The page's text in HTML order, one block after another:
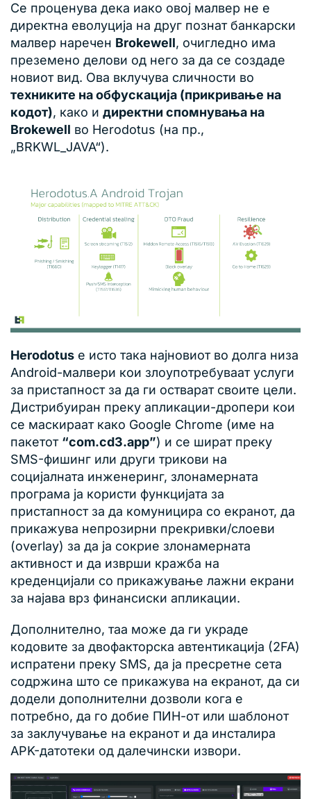
Се проценува дека иако овој малвер не е
директна еволуција на друг познат банкарски
малвер наречен Brokewell, очигледно има
преземено делови од него за да се создаде
новиот вид. Ова вклучува сличности во
техниките на обфускација (прикривање на
кодот), како и директни спомнувања на
Brokewell во Herodotus (на пр.,
„BRKWL_JAVA“).
Herodotus е исто така најновиот во долга низа
Android-малвери кои злоупотребуваат услуги
за пристапност за да ги остварат своите цели.
Дистрибуиран преку апликации-дропери кои
се маскираат како Google Chrome (име на
пакетот “com.cd3.app”) и се ширaт преку
SMS-фишинг или други трикови на
социјалната инженеринг, злонамерната
програма ја користи функцијата за
пристапност за да комуницира со екранот, да
прикажува непрозирни прекривки/слоеви
(overlay) за да ја сокрие злонамерната
активност и да изврши кражба на
креденцијали со прикажување лажни екрани
за најава врз финансиски апликации.
Дополнително, таа може да ги украде
кодовите за двофакторска автентикација (2FA)
испратени преку SMS, да ја пресретне сета
содржина што се прикажува на екранот, да си
додели дополнителни дозволи кога е
потребно, да го добие ПИН-от или шаблонот
за заклучување на екранот и да инсталира
APK-датотеки од далечински извори.